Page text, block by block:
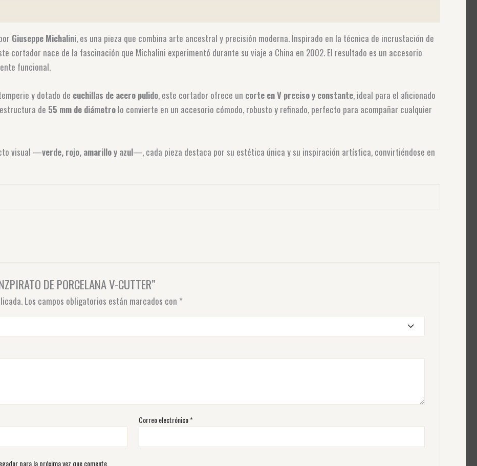
Giuseppe Michalini, es una pieza que combina arte ancestral y precisión moderna. Inspirado en la técnica de incrustación de
cortador nace de la fascinación que Michalini experimentó durante su viaje a China en 2002. El resultado es un accesorio
funcional.
y dotado de cuchillas de acero pulido, este cortador ofrece un corte en V preciso y constante, ideal para el aficionado
de 55 mm de diámetrolo convierte en un accesorio cómodo, robusto y refinado, perfecto para acompañar cualquier
visual —verde, rojo, amarillo y azul—, cada pieza destaca por su estética única y su inspiración artística, convirtiéndose en
DE PORCELANA V-CUTTER”
Los campos obligatorios están marcados con *
Correo electrónico*
para la próxima vez que comente.